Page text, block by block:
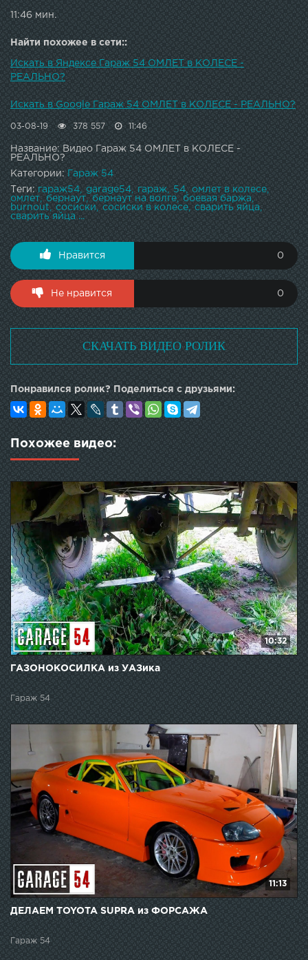
11:46 мин.
Найти похожее в сети::
Искать в Яндексе Гараж 54 ОМЛЕТ в КОЛЕСЕ -
РЕАЛЬНО?
Искать в Google Гараж 54 ОМЛЕТ в КОЛЕСЕ - РЕАЛЬНО?
03-08-19 378 557 11:46
Название: Видео Гараж 54 ОМЛЕТ в КОЛЕСЕ -
РЕАЛЬНО?
Категории: Гараж 54
Теги:гараж54 garage54 гараж 54
омлет в колесе
омлет
бернаут бернаут на волге
боевая баржа
burnout
сосиски сосиски в колесе
сварить яйца
сварить яйца ...
Нравится 0
Не нравится 0
СКАЧАТЬ ВИДЕО РОЛИК
Понравился ролик? Поделиться с друзьями:
Похожее видео:
10:32
ГАЗОНОКОСИЛКА из УАЗика
Гараж 54
11:13
ДЕЛАЕМ TOYOTA SUPRA из ФОРСАЖА
Гараж 54